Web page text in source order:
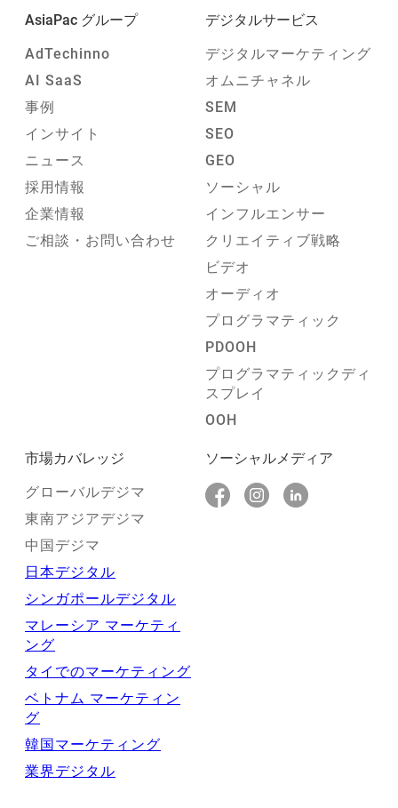
ソーシャルメディア
AsiaPac グループ
AdTechinno
AI SaaS
事例
インサイト
ニュース
採用情報
企業情報
ご相談・お問い合わせ
デジタルサービス
デジタルマーケティング
オムニチャネル
SEM
SEO
GEO
ソーシャル
インフルエンサー
クリエイティブ戦略
ビデオ
オーディオ
プログラマティック
PDOOH
プログラマティックディ
スプレイ
OOH
市場カバレッジ
グローバルデジマ
東南アジアデジマ
中国デジマ
日本デジタル
シンガポールデジタル
マレーシア マーケティ
ング
タイでのマーケティング
ベトナム マーケティン
グ
韓国マーケティング
業界デジタル